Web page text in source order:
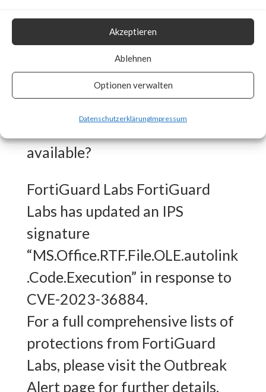
Akzeptieren
Ablehnen
Optionen verwalten
DatenschutzerklärungImpressum
advisory. For more information,
please see the Appendix for the
link to “CVE-2023-36884
(Microsoft)”.
available?
FortiGuard Labs FortiGuard
Labs has updated an IPS
signature
“MS.Office.RTF.File.OLE.autolink
.Code.Execution” in response to
CVE-2023-36884.
For a full comprehensive lists of
protections from FortiGuard
Labs, please visit the Outbreak
Alert page for further details.